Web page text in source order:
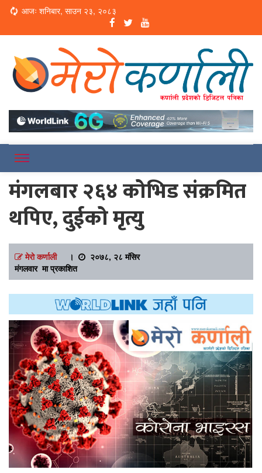
Loading...
आजः शनिबार, साउन २३, २०८३
Merokarnali
मंगलबार २६४ कोभिड संक्रमित
थपिए, दुईको मृत्यु
मेरो कर्णाली।
२०७८, २८ मंसिर
मंगलवार मा प्रकाशित